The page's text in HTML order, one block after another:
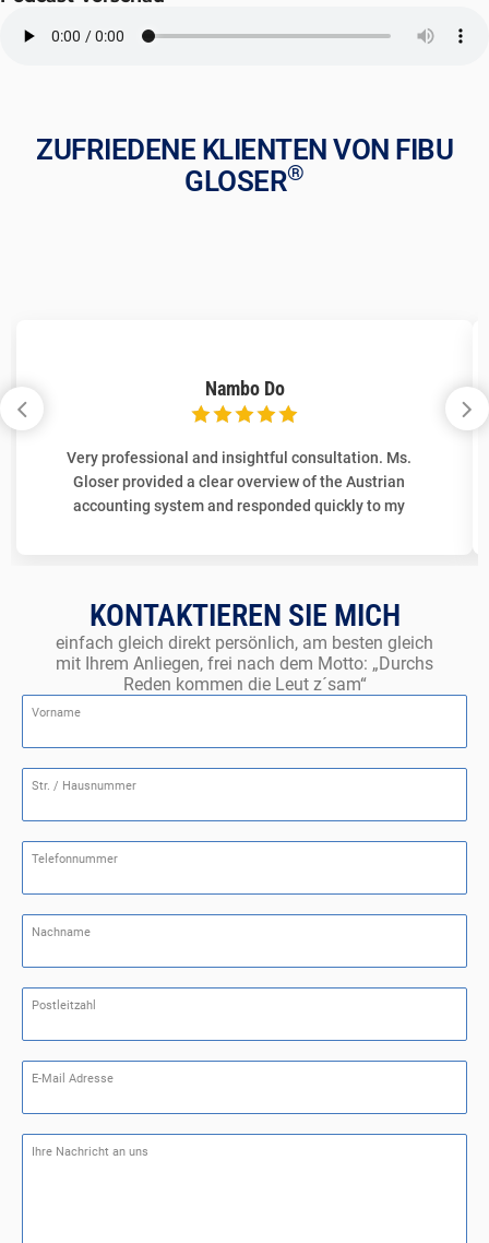
ZUFRIEDENE KLIENTEN VON FIBU
GLOSER®
Nambo Do
Very professional and insightful consultation. Ms.
Gloser provided a clear overview of the Austrian
accounting system and responded quickly to my
KONTAKTIEREN SIE MICH
einfach gleich direkt persönlich, am besten gleich
mit Ihrem Anliegen, frei nach dem Motto: „Durchs
Reden kommen die Leut z´sam“
Vorname
Str. / Hausnummer
Telefonnummer
Nachname
Postleitzahl
E-Mail Adresse
Ihre Nachricht an uns